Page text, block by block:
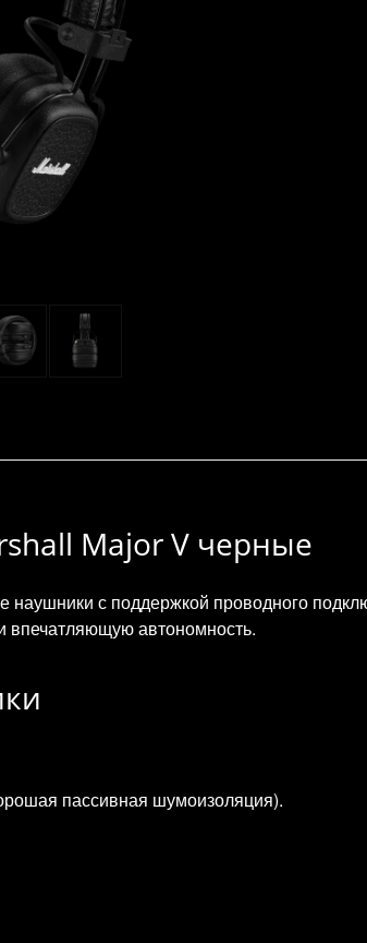
Major V черные
с поддержкой проводного
впечатляющую автономность.
пассивная шумоизоляция).